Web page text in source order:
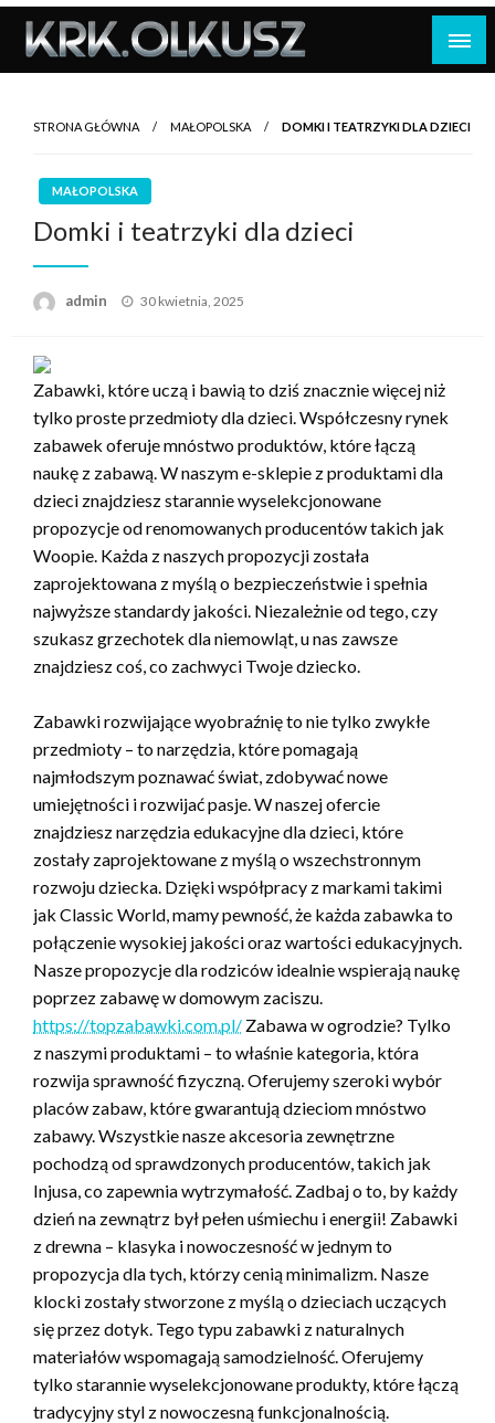
Skip
content
STRONA GŁÓWNA MAŁOPOLSKA DOMKI I TEATRZYKI DLA DZIECI
MAŁOPOLSKA
Domki i teatrzyki dla dzieci
admin
Opublikowane
30 kwietnia, 2025
Zabawki, które uczą i bawią to dziś znacznie więcej niż
tylko proste przedmioty dla dzieci. Współczesny rynek
zabawek oferuje mnóstwo produktów, które łączą
naukę z zabawą. W naszym e-sklepie z produktami dla
dzieci znajdziesz starannie wyselekcjonowane
propozycje od renomowanych producentów takich jak
Woopie. Każda z naszych propozycji została
zaprojektowana z myślą o bezpieczeństwie i spełnia
najwyższe standardy jakości. Niezależnie od tego, czy
szukasz grzechotek dla niemowląt, u nas zawsze
znajdziesz coś, co zachwyci Twoje dziecko.
Zabawki rozwijające wyobraźnię to nie tylko zwykłe
przedmioty – to narzędzia, które pomagają
najmłodszym poznawać świat, zdobywać nowe
umiejętności i rozwijać pasje. W naszej ofercie
znajdziesz narzędzia edukacyjne dla dzieci, które
zostały zaprojektowane z myślą o wszechstronnym
rozwoju dziecka. Dzięki współpracy z markami takimi
jak Classic World, mamy pewność, że każda zabawka to
połączenie wysokiej jakości oraz wartości edukacyjnych.
Nasze propozycje dla rodziców idealnie wspierają naukę
poprzez zabawę w domowym zaciszu.
https://topzabawki.com.pl/ Zabawa w ogrodzie? Tylko
z naszymi produktami – to właśnie kategoria, która
rozwija sprawność fizyczną. Oferujemy szeroki wybór
placów zabaw, które gwarantują dzieciom mnóstwo
zabawy. Wszystkie nasze akcesoria zewnętrzne
pochodzą od sprawdzonych producentów, takich jak
Injusa, co zapewnia wytrzymałość. Zadbaj o to, by każdy
dzień na zewnątrz był pełen uśmiechu i energii! Zabawki
z drewna – klasyka i nowoczesność w jednym to
propozycja dla tych, którzy cenią minimalizm. Nasze
klocki zostały stworzone z myślą o dzieciach uczących
się przez dotyk. Tego typu zabawki z naturalnych
materiałów wspomagają samodzielność. Oferujemy
tylko starannie wyselekcjonowane produkty, które łączą
tradycyjny styl z nowoczesną funkcjonalnością.